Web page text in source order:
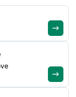
de la loi
à
le
et à